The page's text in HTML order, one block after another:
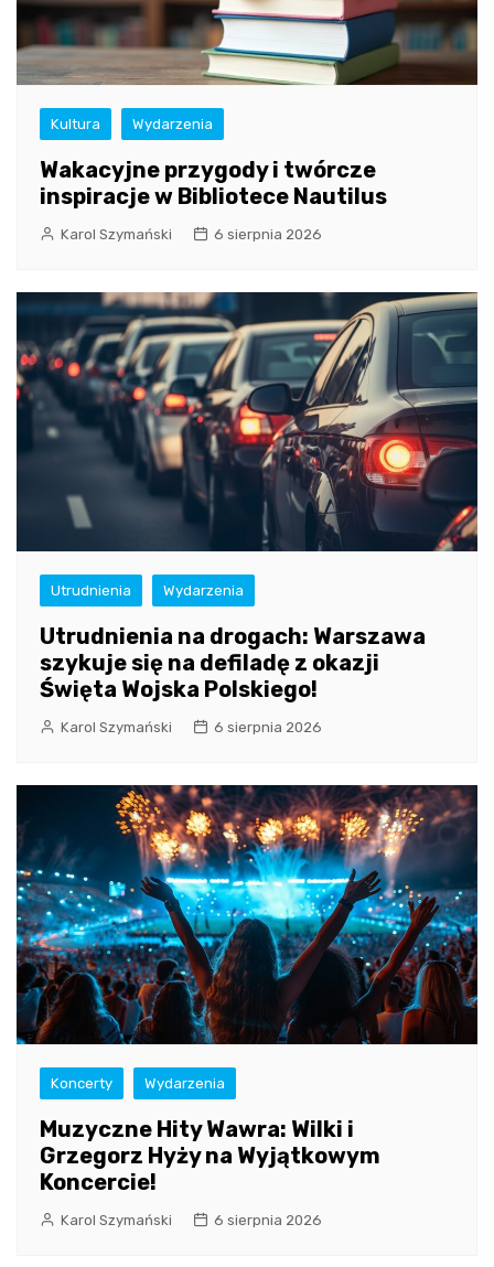
Kultura Wydarzenia
Wakacyjne przygody i twórcze
inspiracje w Bibliotece Nautilus
Karol Szymański 6 sierpnia 2026
Utrudnienia Wydarzenia
Utrudnienia na drogach: Warszawa
szykuje się na defiladę z okazji
Święta Wojska Polskiego!
Karol Szymański 6 sierpnia 2026
Koncerty Wydarzenia
Muzyczne Hity Wawra: Wilki i
Grzegorz Hyży na Wyjątkowym
Koncercie!
Karol Szymański 6 sierpnia 2026